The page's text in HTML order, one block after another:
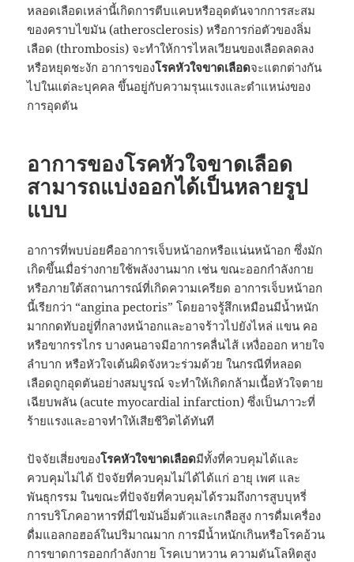
หลอดเลือดเหล่านี้เกิดการตีบแคบหรืออุดตันจากการสะสม
ของคราบไขมัน (atherosclerosis) หรือการก่อตัวของลิ่ม
เลือด (thrombosis) จะทำให้การไหลเวียนของเลือดลดลง
หรือหยุดชะงัก อาการของโรคหัวใจขาดเลือดจะแตกต่างกัน
ไปในแต่ละบุคคล ขึ้นอยู่กับความรุนแรงและตำแหน่งของ
การอุดตัน
อาการของโรคหัวใจขาดเลือด
สามารถแบ่งออกได้เป็นหลายรูป
แบบ
อาการที่พบบ่อยคืออาการเจ็บหน้าอกหรือแน่นหน้าอก ซึ่งมัก
เกิดขึ้นเมื่อร่างกายใช้พลังงานมาก เช่น ขณะออกกำลังกาย
หรือภายใต้สถานการณ์ที่เกิดความเครียด อาการเจ็บหน้าอก
นี้เรียกว่า “angina pectoris” โดยอาจรู้สึกเหมือนมีน้ำหนัก
มากกดทับอยู่ที่กลางหน้าอกและอาจร้าวไปยังไหล่ แขน คอ
หรือขากรรไกร บางคนอาจมีอาการคลื่นไส้ เหงื่อออก หายใจ
ลำบาก หรือหัวใจเต้นผิดจังหวะร่วมด้วย ในกรณีที่หลอด
เลือดถูกอุดตันอย่างสมบูรณ์ จะทำให้เกิดกล้ามเนื้อหัวใจตาย
เฉียบพลัน (acute myocardial infarction) ซึ่งเป็นภาวะที่
ร้ายแรงและอาจทำให้เสียชีวิตได้ทันที
ปัจจัยเสี่ยงของโรคหัวใจขาดเลือดมีทั้งที่ควบคุมได้และ
ควบคุมไม่ได้ ปัจจัยที่ควบคุมไม่ได้ได้แก่ อายุ เพศ และ
พันธุกรรม ในขณะที่ปัจจัยที่ควบคุมได้รวมถึงการสูบบุหรี่
การบริโภคอาหารที่มีไขมันอิ่มตัวและเกลือสูง การดื่มเครื่อง
ดื่มแอลกอฮอล์ในปริมาณมาก การมีน้ำหนักเกินหรือโรคอ้วน
การขาดการออกกำลังกาย โรคเบาหวาน ความดันโลหิตสูง